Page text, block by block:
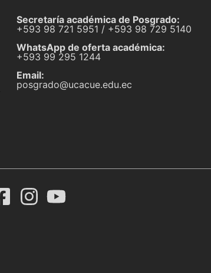
Secretaría académica de Posgrado:
+593 98 721 5951 / +593 98 729 5140
WhatsApp de oferta académica:
+593 99 295 1244
Email:
posgrado@ucacue.edu.ec